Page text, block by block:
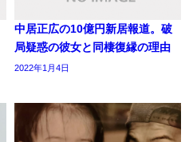
中居正広の10億円新居報道。破
局疑惑の彼女と同棲復縁の理由
2022年1月4日